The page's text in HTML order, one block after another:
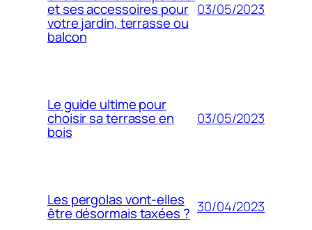
et ses accessoires pour
votre jardin, terrasse ou
balcon
03/05/2023
Le guide ultime pour
choisir sa terrasse en
bois
03/05/2023
Les pergolas vont-elles
être désormais taxées ? 30/04/2023